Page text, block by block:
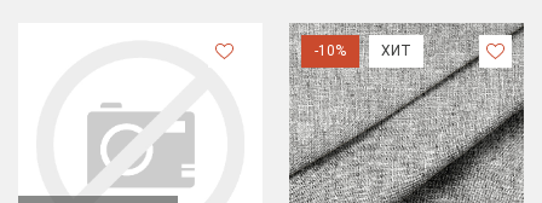
-10% ХИТ